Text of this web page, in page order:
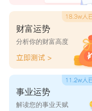
财富运势
分析你的财富高度
事业运势
解读您的事业天赋